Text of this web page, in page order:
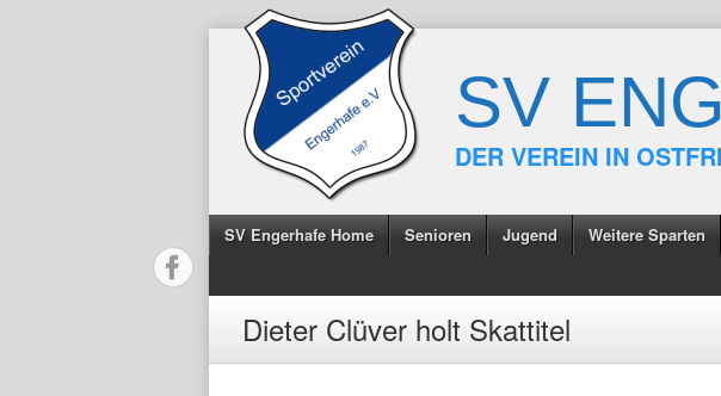
SV
DER VEREIN IN
SV Engerhafe Home Senioren Jugend Weitere Sparten
Dieter Clüver holt Skattitel